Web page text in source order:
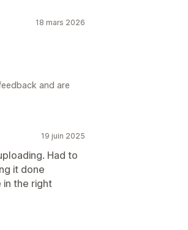
18 mars 2026
and are
19 juin 2025
Had to
it done
in the right